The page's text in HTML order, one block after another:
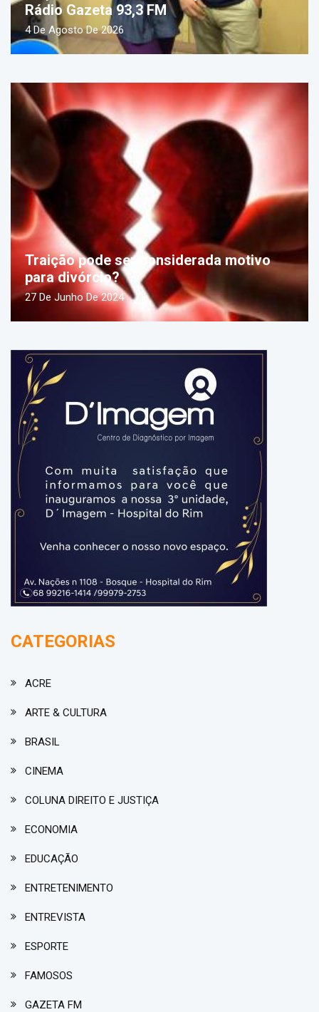
Rádio Gazeta 93,3 FM
4 De Agosto De 2026
Traição pode ser considerada motivo
para divórcio?
27 De Junho De 2024
CATEGORIAS
ACRE
ARTE & CULTURA
BRASIL
CINEMA
COLUNA DIREITO E JUSTIÇA
ECONOMIA
EDUCAÇÃO
ENTRETENIMENTO
ENTREVISTA
ESPORTE
FAMOSOS
GAZETA FM